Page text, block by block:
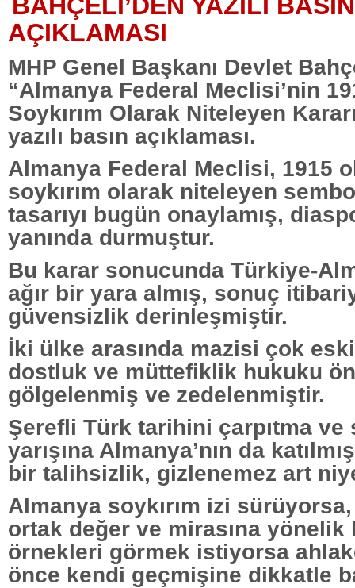
AÇIKLAMASI
MHP Genel Başkanı Devlet
“Almanya Federal Meclisi’nin
Soykırım Olarak Niteleyen
yazılı basın açıklaması.
Almanya Federal Meclisi, 1915
soykırım olarak niteleyen
tasarıyı bugün onaylamış,
yanında durmuştur.
Bu karar sonucunda Türkiye-
ağır bir yara almış, sonuç
güvensizlik derinleşmiştir.
İki ülke arasında mazisi çok
dostluk ve müttefiklik hukuku
gölgelenmiş ve zedelenmiştir.
Şerefli Türk tarihini çarpıtma ve
yarışına Almanya’nın da
bir talihsizlik, gizlenemez art
Almanya soykırım izi sürüyorsa,
ortak değer ve mirasına yönelik
örnekleri görmek istiyorsa
önce kendi geçmişine dikkatle